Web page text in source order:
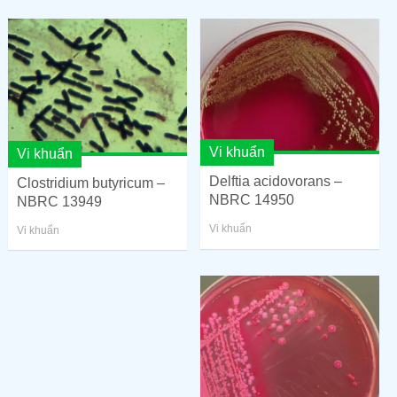
Vi khuẩn
Clostridium butyricum –
NBRC 13949
Vi khuẩn
Vi khuẩn
Delftia acidovorans –
NBRC 14950
Vi khuẩn